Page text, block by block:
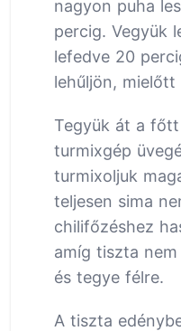
nagyon puha
percig. Vegyük
lefedve 20
lehűljön, mielőtt
Tegyük át a
turmixgép
turmixoljuk
teljesen sima
chilifőzéshez
amíg tiszta
és tegye félre.
A tiszta